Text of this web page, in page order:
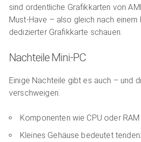
sind ordentliche Grafikkarten von
Must-Have – also gleich nach einem
dedizierter Grafikkarte schauen.
Nachteile Mini-PC
Einige Nachteile gibt es auch – und
verschweigen.
Komponenten wie CPU oder
Kleines Gehäuse bedeutet